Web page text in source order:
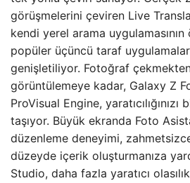
görüşmelerini çeviren Live
kendi yerel arama
popüler üçüncü taraf
genişletiliyor. Fotoğraf
görüntülemeye kadar, Galaxy Z
ProVisual Engine,
taşıyor. Büyük ekranda Foto
düzenleme deneyimi,
düzeyde içerik oluşturmanıza
Studio, daha fazla yaratıcı